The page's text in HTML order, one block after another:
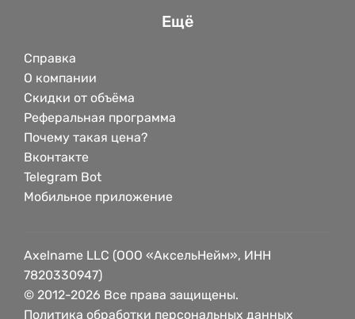
Ещё
Справка
О компании
Скидки от объёма
Реферальная программа
Почему такая цена?
Вконтакте
Telegram Bot
Мобильное приложение
Axelname LLC (ООО «АксельНейм», ИНН
7820330947)
© 2012-2026 Все права защищены.
Политика обработки персональных данных